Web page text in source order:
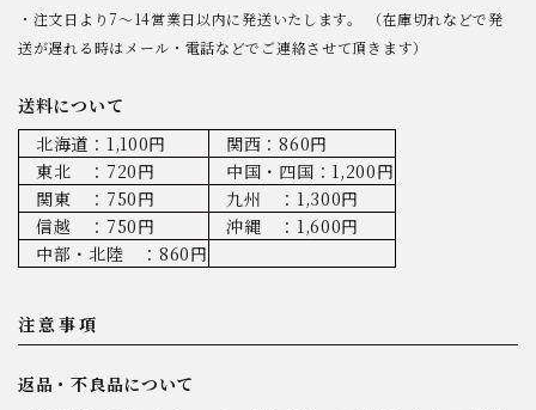
・注文日より7～14営業日以内に発送いたします。 （在庫切れなどで発
送が遅れる時はメール・電話などでご連絡させて頂きます）
送料について
北海道：1,100円
関西：860円
東北 ：720円
中国・四国：1,200円
関東 ：750円
九州 ：1,300円
信越 ：750円
沖縄 ：1,600円
中部・北陸 ：860円
注意事項
返品・不良品について